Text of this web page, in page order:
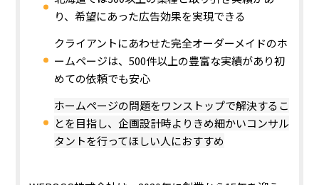
り、希望にあった広告効果を実現できる
クライアントにあわせた完全オーダーメイドのホ
ームページは、500件以上の豊富な実績があり初
めての依頼でも安心
ホームページの問題をワンストップで解決するこ
とを目指し、企画設計時よりきめ細かいコンサル
タントを行ってほしい人におすすめ